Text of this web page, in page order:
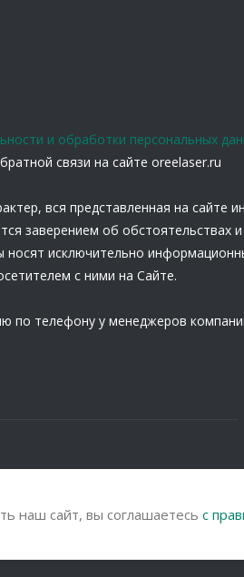
и обработки персональных
связи на сайте oreelaser.ru
вся представленная на
заверением об
исключительно
с ними на Сайте.
по телефону у менеджеров
наш сайт, вы соглашаетесь с